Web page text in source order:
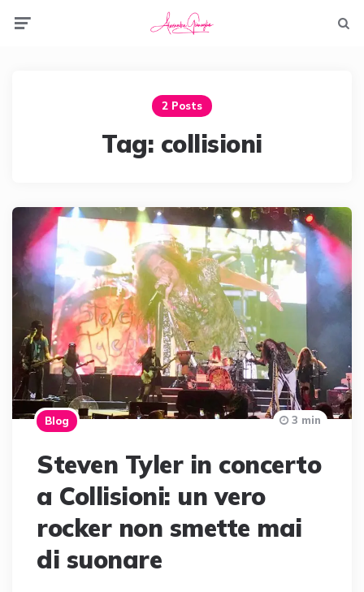
2 Posts
Tag: collisioni
Blog
Steven Tyler in concerto
a Collisioni: un vero
rocker non smette mai
di suonare
3 min